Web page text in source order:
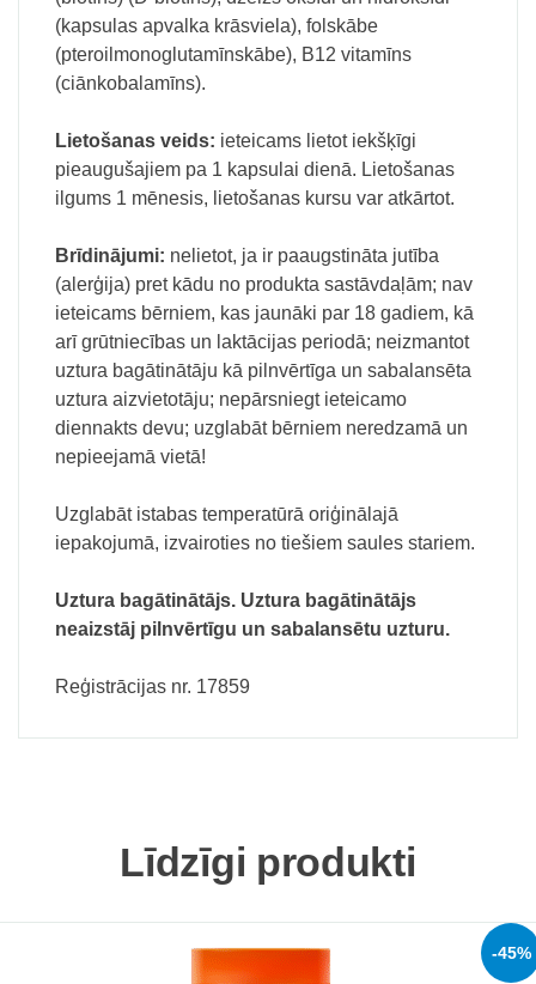
(kapsulas apvalka krāsviela), folskābe
(pteroilmonoglutamīnskābe), B12 vitamīns
(ciānkobalamīns).
Lietošanas veids: ieteicams lietot iekšķīgi
pieaugušajiem pa 1 kapsulai dienā. Lietošanas
ilgums 1 mēnesis, lietošanas kursu var atkārtot.
Brīdinājumi: nelietot, ja ir paaugstināta jutība
(alerģija) pret kādu no produkta sastāvdaļām; nav
ieteicams bērniem, kas jaunāki par 18 gadiem, kā
arī grūtniecības un laktācijas periodā; neizmantot
uztura bagātinātāju kā pilnvērtīga un sabalansēta
uztura aizvietotāju; nepārsniegt ieteicamo
diennakts devu; uzglabāt bērniem neredzamā un
nepieejamā vietā!
Uzglabāt istabas temperatūrā oriģinālajā
iepakojumā, izvairoties no tiešiem saules stariem.
Uztura bagātinātājs. Uztura bagātinātājs
neaizstāj pilnvērtīgu un sabalansētu uzturu.
Reģistrācijas nr. 17859
Līdzīgi produkti
-45%